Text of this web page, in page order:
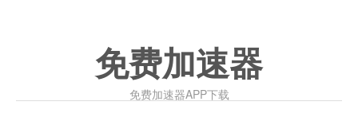
免费加速器
免费加速器APP下载